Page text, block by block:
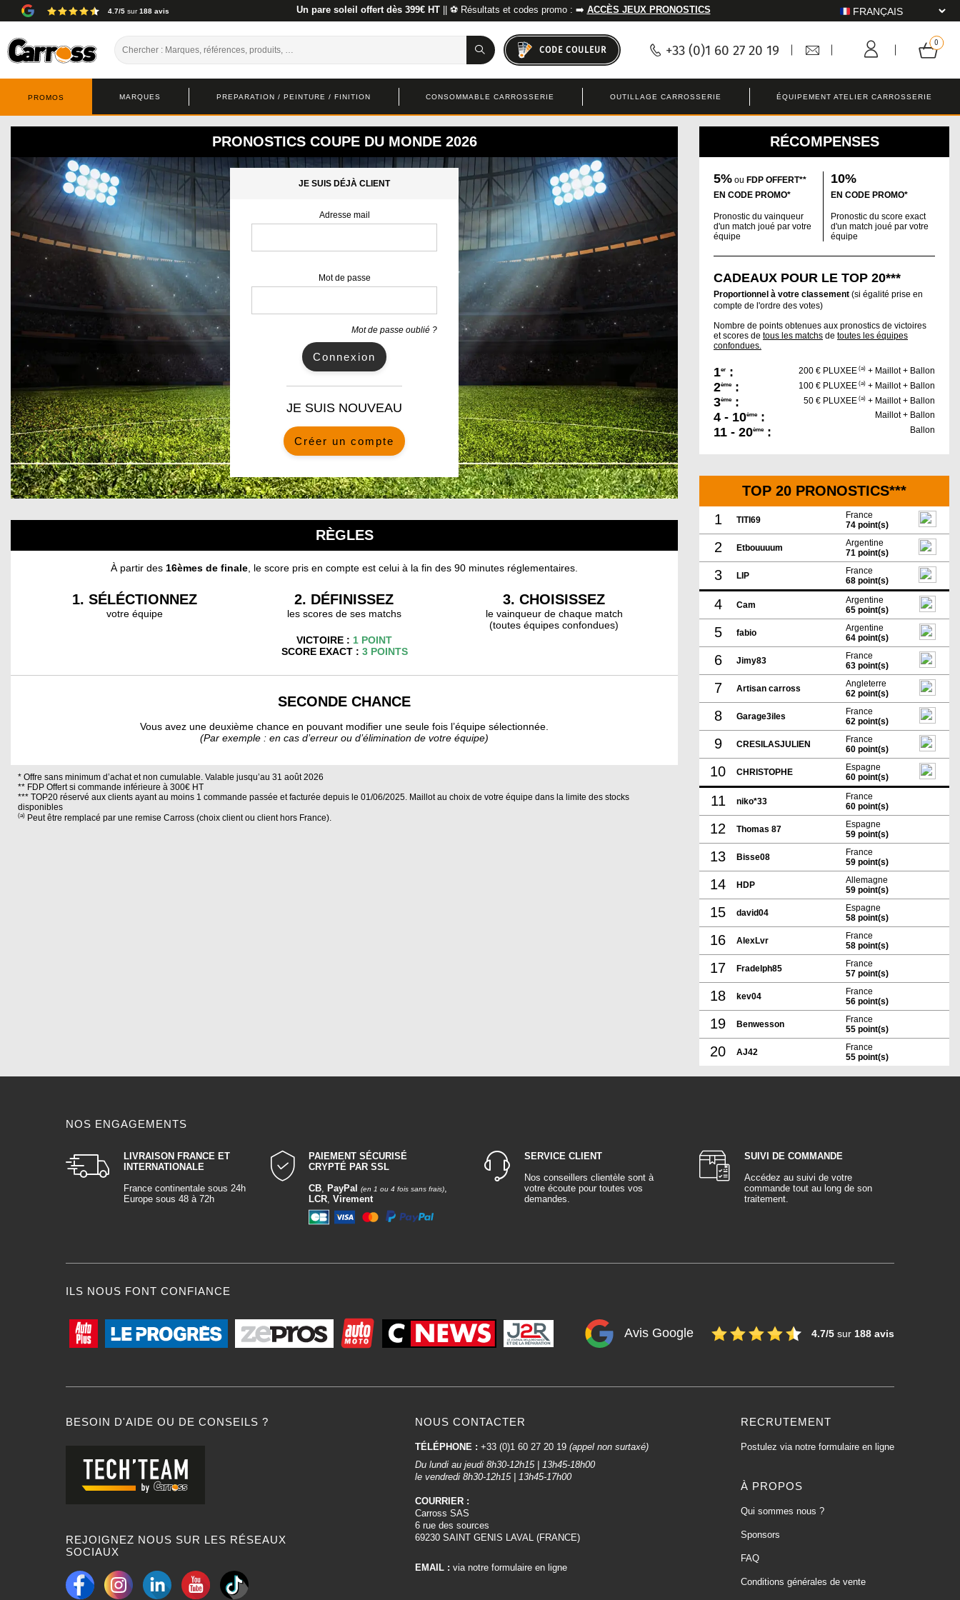
4.7/5 sur188 avis Un pare soleil offert dès 399€ HT|| ⚽ Résultats et codes promo : ➡️ ACCÈS JEUX PRONOSTICS
CODE COULEUR +33 (0)1 60 27 20 19
PREPARATION / PEINTURE / FINITION CONSOMMABLE CARROSSERIE OUTILLAGE CARROSSERIE ÉQUIPEMENT ATELIER CARROSSERIE
MARQUES
PROMOS
PRONOSTICS COUPE DU MONDE 2026
JE SUIS DÉJÀ CLIENT
Adresse mail
Mot de passe
Mot de passe oublié ?
JE SUIS NOUVEAU
Créer un compte
RÈGLES
À partir des 16èmes de finale , le score pris en compte est celui à la fin des 90 minutes réglementaires.
1. SÉLÉCTIONNEZ
votre équipe
2. DÉFINISSEZ
les scores de ses matchs
3. CHOISISSEZ
le vainqueur de chaque match
(toutes équipes confondues)
VICTOIRE : 1 POINT
SCORE EXACT : 3 POINTS
SECONDE CHANCE
Vous avez une deuxième chance en pouvant modifier une seule fois l’équipe sélectionnée.
(Par exemple : en cas d’erreur ou d’élimination de votre équipe)
* Offre sans minimum d’achat et non cumulable. Valable jusqu’au 31 août 2026
** FDP Offert si commande inférieure à 300€ HT
*** TOP20 réservé aux clients ayant au moins 1 commande passée et facturée depuis le 01/06/2025. Maillot au choix de votre équipe dans la limite des stocks
disponibles
(a) Peut être remplacé par une remise Carross (choix client ou client hors France).
RÉCOMPENSES
5% ou FDP OFFERT**
EN CODE PROMO*
Pronostic du vainqueur
d'un match joué par votre
équipe
10%
EN CODE PROMO*
Pronostic du score exact
d'un match joué par votre
équipe
CADEAUX POUR LE TOP 20***
Proportionnel à votre classement (si égalité prise en
compte de l'ordre des votes)
Nombre de points obtenues aux pronostics de victoires
et scores de tous les matchs de toutes les équipes
confondues.
1er : 200 € PLUXEE (a) + Maillot + Ballon
2ème: 100 € PLUXEE (a) + Maillot + Ballon
3ème: 50 € PLUXEE (a) + Maillot + Ballon
4 - 10ème: Maillot + Ballon
11 - 20ème: Ballon
TOP 20 PRONOSTICS***
1
TITI69
France
74 point(s)
2 Etbouuuum
Argentine
71 point(s)
3 LIP
France
68 point(s)
4 Cam
Argentine
65 point(s)
5 fabio
Argentine
64 point(s)
6 Jimy83
France
63 point(s)
7 Artisan carross
Angleterre
62 point(s)
8 Garage3iles
France
62 point(s)
9 CRESILASJULIEN
France
60 point(s)
10 CHRISTOPHE
Espagne
60 point(s)
11 niko*33
France
60 point(s)
12 Thomas 87
Espagne
59 point(s)
13 Bisse08
France
59 point(s)
14 HDP
Allemagne
59 point(s)
15 david04
Espagne
58 point(s)
16 AlexLvr
France
58 point(s)
17 Fradelph85
France
57 point(s)
18 kev04
France
56 point(s)
19 Benwesson
France
55 point(s)
20 AJ42
France
55 point(s)
NOS ENGAGEMENTS
LIVRAISON FRANCE ET
INTERNATIONALE
France continentale sous 24h
Europe sous 48 à 72h
PAIEMENT SÉCURISÉ
CRYPTÉ PAR SSL
CB, PayPal (en 1 ou 4 fois sans frais),
LCR,Virement
SERVICE CLIENT
Nos conseillers clientèle sont à
votre écoute pour toutes vos
demandes.
SUIVI DE COMMANDE
Accédez au suivi de votre
commande tout au long de son
traitement.
ILS NOUS FONT CONFIANCE
Avis Google 4.7/5 sur 188 avis
BESOIN D'AIDE OU DE CONSEILS ?
REJOIGNEZ NOUS SUR LES RÉSEAUX
SOCIAUX
NOUS CONTACTER
TÉLÉPHONE : +33 (0)1 60 27 20 19 (appel non surtaxé)
Du lundi au jeudi 8h30-12h15 | 13h45-18h00
le vendredi 8h30-12h15 | 13h45-17h00
COURRIER :
Carross SAS
6 rue des sources
69230 SAINT GENIS LAVAL (FRANCE)
EMAIL : via notre formulaire en ligne
RECRUTEMENT
Postulez via notre formulaire en ligne
À PROPOS
Qui sommes nous ?
Sponsors
FAQ
Conditions générales de vente